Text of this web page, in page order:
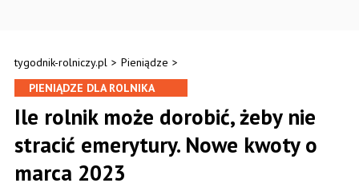
tygodnik-rolniczy.pl > Pieniądze >
PIENIĄDZE DLA ROLNIKA
Ile rolnik może dorobić, żeby nie
stracić emerytury. Nowe kwoty o
marca 2023